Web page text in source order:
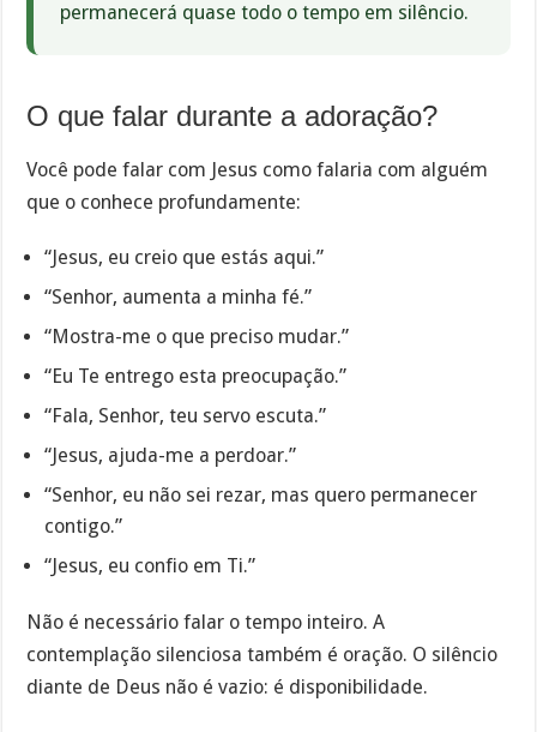
permanecerá quase todo o tempo em silêncio.
O que falar durante a adoração?
Você pode falar com Jesus como falaria com alguém
que o conhece profundamente:
“Jesus, eu creio que estás aqui.”
“Senhor, aumenta a minha fé.”
“Mostra-me o que preciso mudar.”
“Eu Te entrego esta preocupação.”
“Fala, Senhor, teu servo escuta.”
“Jesus, ajuda-me a perdoar.”
“Senhor, eu não sei rezar, mas quero permanecer
contigo.”
“Jesus, eu confio em Ti.”
Não é necessário falar o tempo inteiro. A
contemplação silenciosa também é oração. O silêncio
diante de Deus não é vazio: é disponibilidade.